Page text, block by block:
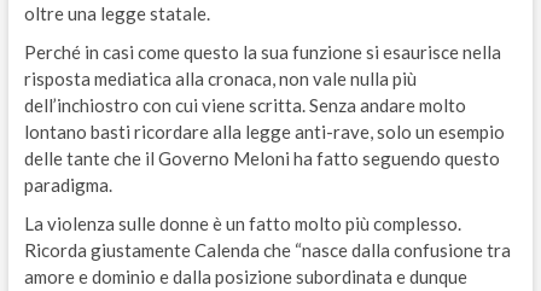
oltre una legge statale.
Perché in casi come questo la sua funzione si esaurisce nella
risposta mediatica alla cronaca, non vale nulla più
dell’inchiostro con cui viene scritta. Senza andare molto
lontano basti ricordare alla legge anti-rave, solo un esempio
delle tante che il Governo Meloni ha fatto seguendo questo
paradigma.
La violenza sulle donne è un fatto molto più complesso.
Ricorda giustamente Calenda che “nasce dalla confusione tra
amore e dominio e dalla posizione subordinata e dunque